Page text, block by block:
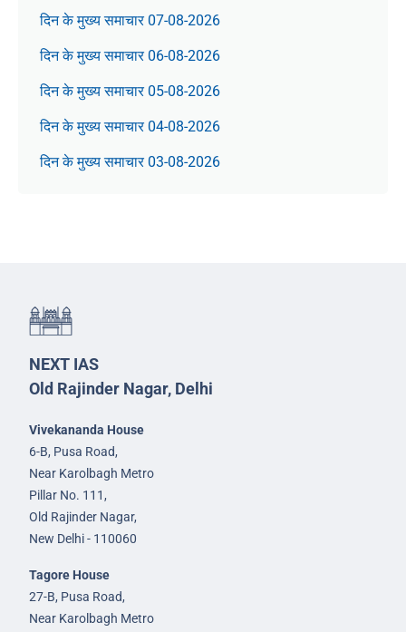
दिन के मुख्य समाचार 07-08-2026
दिन के मुख्य समाचार 06-08-2026
दिन के मुख्य समाचार 05-08-2026
दिन के मुख्य समाचार 04-08-2026
दिन के मुख्य समाचार 03-08-2026
NEXT IAS
Old Rajinder Nagar, Delhi
Vivekananda House
6-B, Pusa Road,
Near Karolbagh Metro
Pillar No. 111,
Old Rajinder Nagar,
New Delhi - 110060
Tagore House
27-B, Pusa Road,
Near Karolbagh Metro